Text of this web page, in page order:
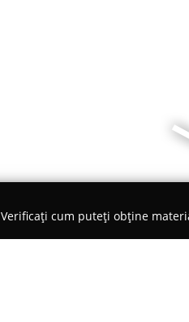
Verificați cum puteți obține